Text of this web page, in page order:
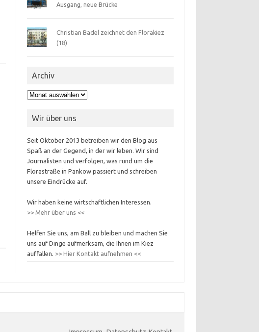
Ausgang, neue Brücke
Christian Badel zeichnet den Florakiez
(18)
Archiv
Archiv
Wir über uns
Seit Oktober 2013 betreiben wir den Blog aus
Spaß an der Gegend, in der wir leben. Wir sind
Journalisten und verfolgen, was rund um die
Florastraße in Pankow passiert und schreiben
unsere Eindrücke auf.
Wir haben keine wirtschaftlichen Interessen.
>> Mehr über uns <<
Helfen Sie uns, am Ball zu bleiben und machen Sie
uns auf Dinge aufmerksam, die Ihnen im Kiez
auffallen. >> Hier Kontakt aufnehmen <<